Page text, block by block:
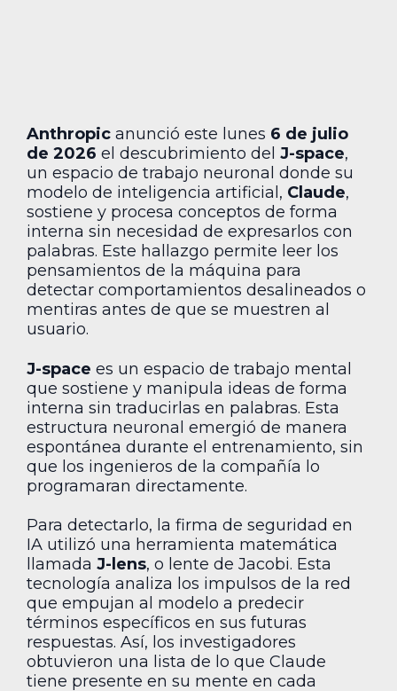
Anthropic anunció este lunes 6 de julio
de 2026 el descubrimiento del J-space,
un espacio de trabajo neuronal donde su
modelo de inteligencia artificial, Claude,
sostiene y procesa conceptos de forma
interna sin necesidad de expresarlos con
palabras. Este hallazgo permite leer los
pensamientos de la máquina para
detectar comportamientos desalineados o
mentiras antes de que se muestren al
usuario.
J-space es un espacio de trabajo mental
que sostiene y manipula ideas de forma
interna sin traducirlas en palabras. Esta
estructura neuronal emergió de manera
espontánea durante el entrenamiento, sin
que los ingenieros de la compañía lo
programaran directamente.
Para detectarlo, la firma de seguridad en
IA utilizó una herramienta matemática
llamada J-lens, o lente de Jacobi. Esta
tecnología analiza los impulsos de la red
que empujan al modelo a predecir
términos específicos en sus futuras
respuestas. Así, los investigadores
obtuvieron una lista de lo que Claude
tiene presente en su mente en cada